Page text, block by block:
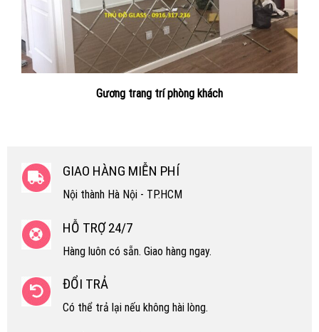
Gương trang trí phòng khách
GIAO HÀNG MIỄN PHÍ
Nội thành Hà Nội - TP.HCM
HỖ TRỢ 24/7
Hàng luôn có sẵn. Giao hàng ngay.
ĐỔI TRẢ
Có thể trả lại nếu không hài lòng.